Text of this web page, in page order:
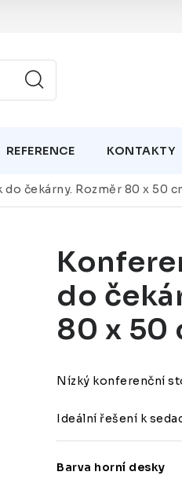
REFERENCE KONTAKTY
čekárny. Rozměr 80 x 50
do
80 x 50
Nízký konferenční
Ideální řešení k
Barva horní desky